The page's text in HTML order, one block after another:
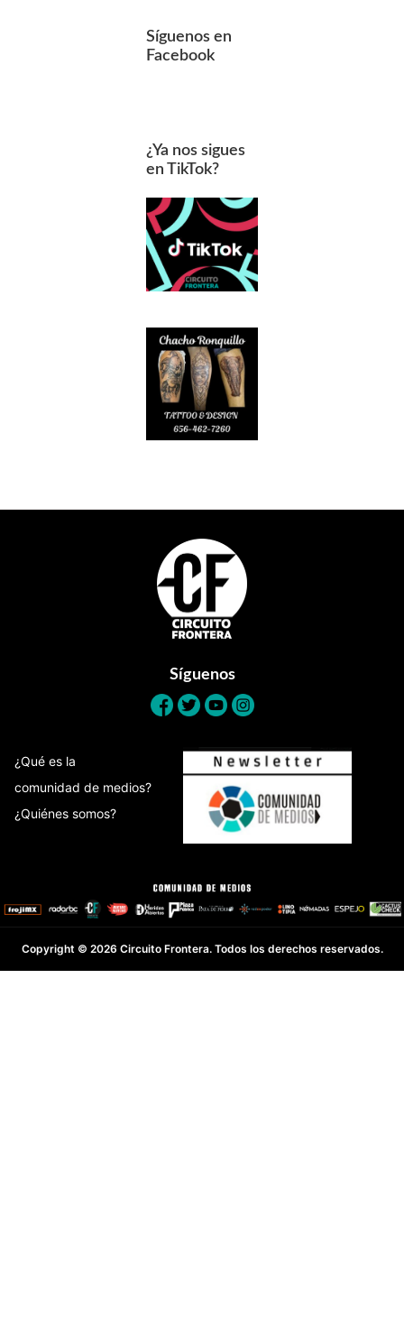
Síguenos en
Facebook
¿Ya nos sigues
en TikTok?
Síguenos
¿Qué es la
comunidad de medios?
¿Quiénes somos?
Copyright © 2026 Circuito Frontera. Todos los derechos reservados.